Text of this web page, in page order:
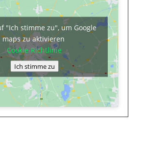
"Ich stimme zu", um Google
maps zu aktivieren
Cookie-Richtlinie
Ich stimme zu